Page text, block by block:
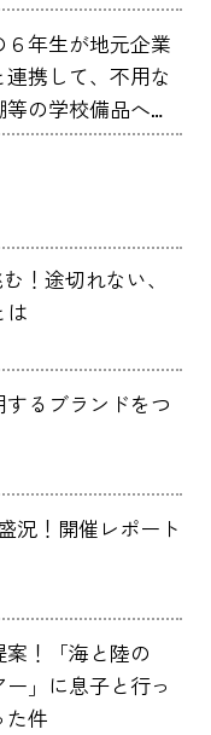
に出展
年生が地元企業
連携して、不用な
の学校備品へア
！
！途切れない、
は
るブランドをつ
盛況！開催レポート
！「海と陸の
ー」に息子と行っ
た件